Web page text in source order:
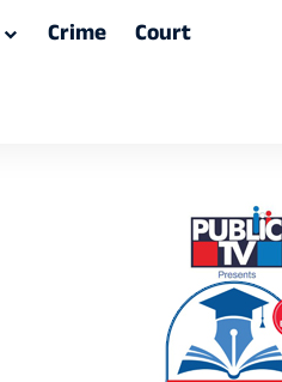
Crime
Court